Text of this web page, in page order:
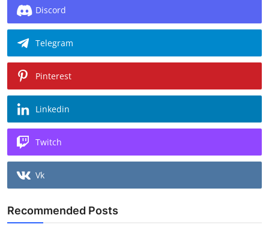
Discord
Telegram
Pinterest
Linkedin
Twitch
Vk
Recommended Posts